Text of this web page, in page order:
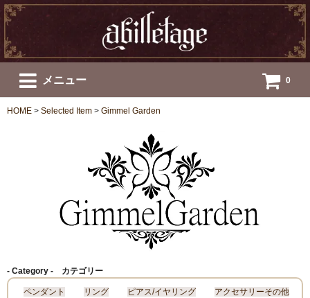
メニュー 0
HOME > Selected Item > Gimmel Garden
- Category - カテゴリー
ペンダント リング ピアス/イヤリング
アクセサリーその他